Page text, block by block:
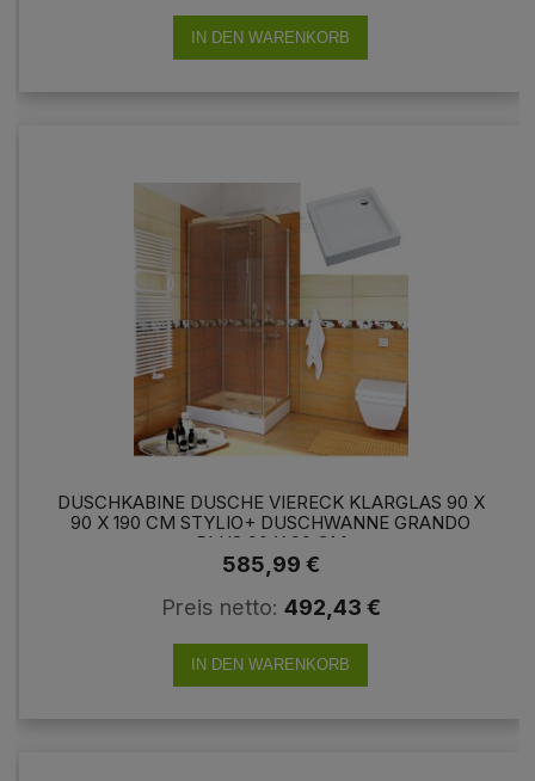
IN DEN WARENKORB
DUSCHKABINE DUSCHE VIERECK KLARGLAS 90 X
90 X 190 CM STYLIO+ DUSCHWANNE GRANDO
PLUS 90 X 90 CM
585,99 €
Preis netto: 492,43 €
IN DEN WARENKORB